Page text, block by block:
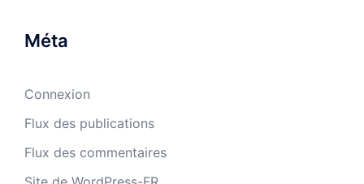
Méta
Connexion
Flux des publications
Flux des commentaires